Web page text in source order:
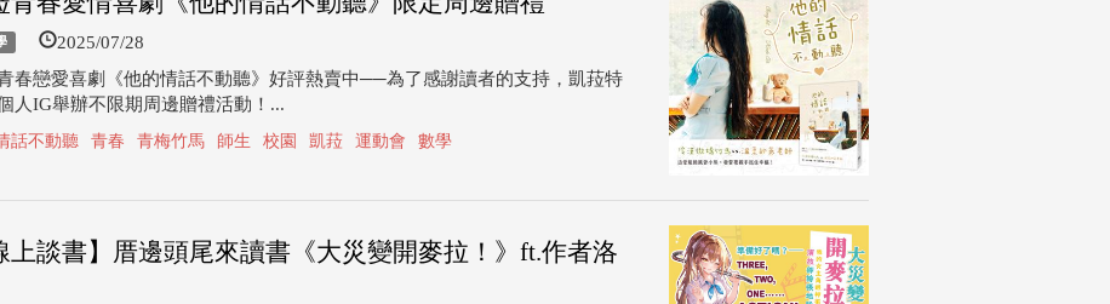
2025/07/28
春戀愛喜劇《他的情話不動聽》好評熱賣中──為了感謝讀者的支持，凱菈特
人IG舉辦不限期周邊贈禮活動！...
話不動聽 青春 青梅竹馬 師生 校園 凱菈 運動會 數學
上談書】厝邊頭尾來讀書《大災變開麥拉！》ft.作者洛